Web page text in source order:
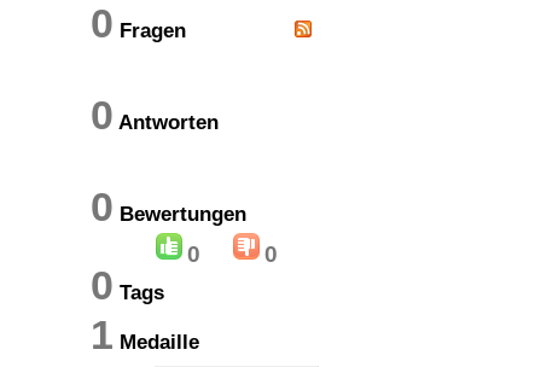
0 Fragen
0 Antworten
0 Bewertungen
0 0
0 Tags
1 Medaille